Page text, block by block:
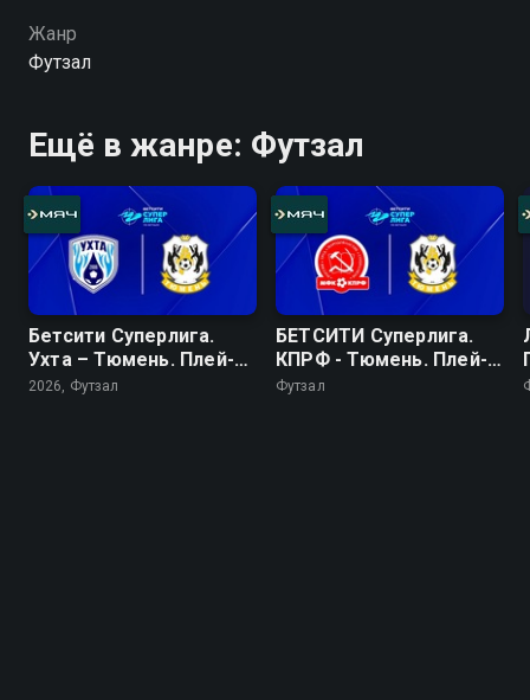
Жанр
Футзал
Ещё в жанре: Футзал
Бетсити Суперлига.
Ухта – Тюмень. Плей-
офф. Финал
2026, Футзал
БЕТСИТИ Суперлига.
КПРФ - Тюмень. Плей-
офф. 1/2 финала. Матч
Футзал